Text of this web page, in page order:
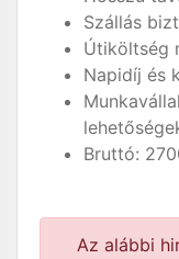
Szállás
Útiköltség
Napidíj és
Bruttó:
Az alábbi